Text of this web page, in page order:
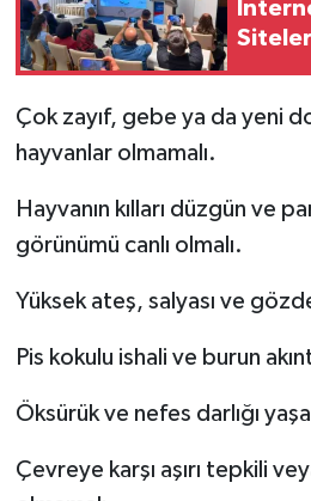
Çok zayıf, gebe ya da yeni
hayvanlar olmamalı.
Hayvanın kılları düzgün ve
görünümü canlı olmalı.
Yüksek ateş, salyası ve gözde
Pis kokulu ishali ve burun
Öksürük ve nefes darlığı
Çevreye karşı aşırı tepkili